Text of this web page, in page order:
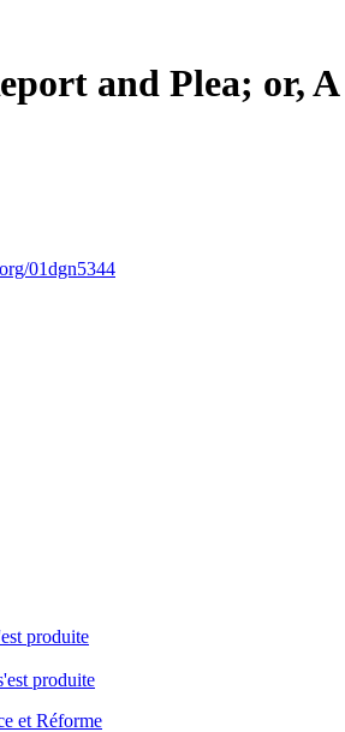
and Plea; or,
01dgn5344
produite
produite
et Réforme